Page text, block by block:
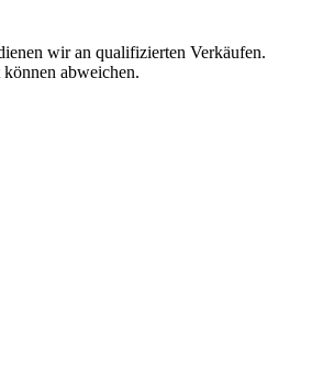
wir an qualifizierten Verkäufen.
abweichen.